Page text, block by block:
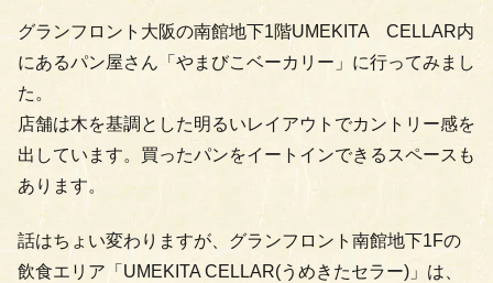
グランフロント大阪の南館地下1階UMEKITA CELLAR内
にあるパン屋さん「やまびこベーカリー」に行ってみまし
た。
店舗は木を基調とした明るいレイアウトでカントリー感を
出しています。買ったパンをイートインできるスペースも
あります。
話はちょい変わりますが、グランフロント南館地下1Fの
飲食エリア「UMEKITA CELLAR(うめきたセラー)」は、